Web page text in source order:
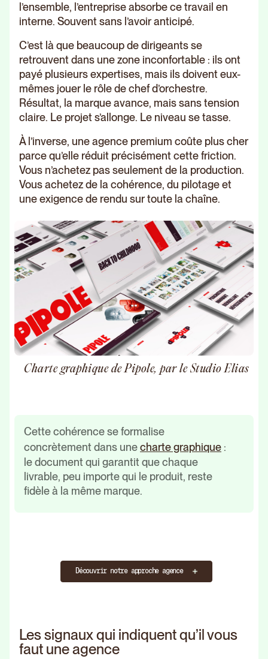
l’ensemble, l’entreprise absorbe ce travail en
interne. Souvent sans l’avoir anticipé.
C’est là que beaucoup de dirigeants se
retrouvent dans une zone inconfortable : ils ont
payé plusieurs expertises, mais ils doivent eux-
mêmes jouer le rôle de chef d’orchestre.
Résultat, la marque avance, mais sans tension
claire. Le projet s’allonge. Le niveau se tasse.
À l’inverse, une agence premium coûte plus cher
parce qu’elle réduit précisément cette friction.
Vous n’achetez pas seulement de la production.
Vous achetez de la cohérence, du pilotage et
une exigence de rendu sur toute la chaîne.
Charte graphique de Pipole, par le Studio Elias
Cette cohérence se formalise
concrètement dans unecharte graphique :
le document qui garantit que chaque
livrable, peu importe qui le produit, reste
fidèle à la même marque.
Découvrir notre approche agence
Les signaux qui indiquent qu’il vous
faut une agence